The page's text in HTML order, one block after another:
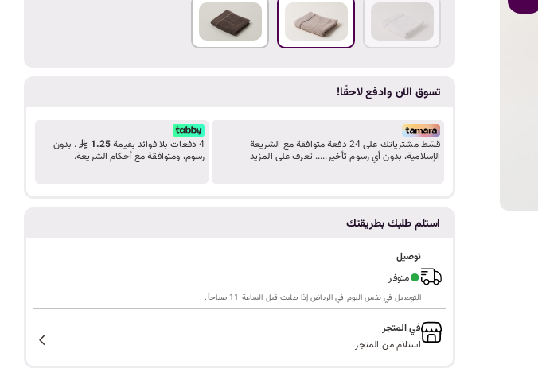
ك
ل
م
ا
ي
ة
تسوق الآن وادفع لاحقًا!
قسّط مشترياتك على 24 دفعة متوافقة مع الشريعة
الإسلامية، بدون أي رسوم تأخير..... تعرف على المزيد
4 دفعات بلا فوائد بقيمة 1.25
. بدون
رسوم، ومتوافقة مع أحكام الشريعة.
استلم طلبك بطريقتك
توصيل
●متوفر
التوصيل في نفس اليوم في الرياض إذا طلبت قبل الساعة 11 صباحاً.
في المتجر
استلام من المتجر